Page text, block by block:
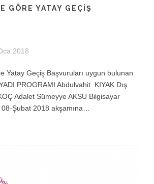
GÖRE YATAY GEÇIŞ
2018
Yatay Geçiş Başvuruları uygun bulunan
PROGRAMI Abdulvahit KIYAK Dış
Adalet Sümeyye AKSU Bilgisayar
08-Şubat 2018 akşamına…